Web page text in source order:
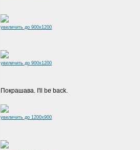
увеличить до 900x1200
увеличить до 900x1200
Покрашава. I'll be back.
увеличить до 1200x900